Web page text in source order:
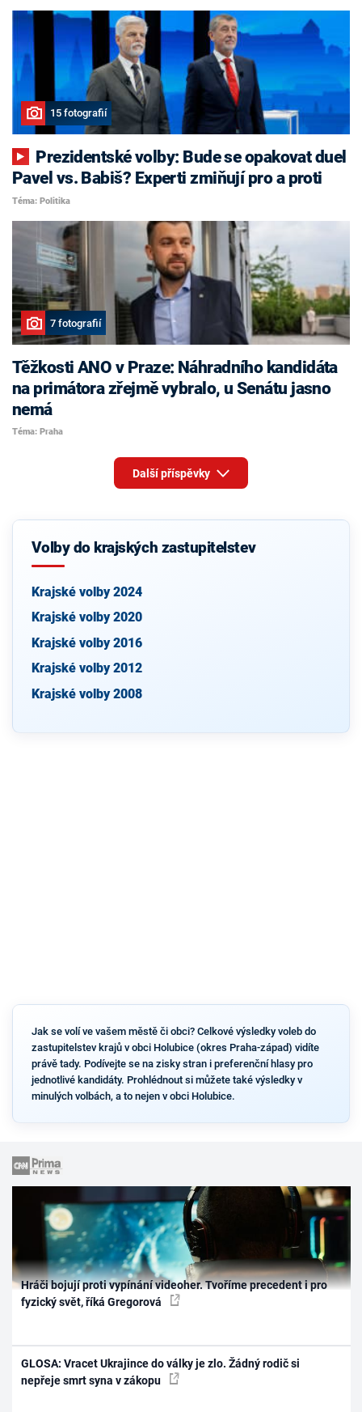
15 fotografií
Pavel vs. Babiš? Experti zmiňují pro a proti
Téma: Politika
7 fotografií
Těžkosti ANO v Praze: Náhradního kandidáta
na primátora zřejmě vybralo, u Senátu jasno
nemá
Téma: Praha
Další příspěvky
Volby do krajských zastupitelstev
Krajské volby 2024
Krajské volby 2020
Krajské volby 2016
Krajské volby 2012
Krajské volby 2008
Jak se volí ve vašem městě či obci? Celkové výsledky voleb do
zastupitelstev krajů v obci Holubice (okres Praha-západ) vidíte
právě tady. Podívejte se na zisky stran i preferenční hlasy pro
jednotlivé kandidáty. Prohlédnout si můžete také výsledky v
minulých volbách, a to nejen v obci Holubice.
Hráči bojují proti vypínání videoher. Tvoříme precedent i pro
fyzický svět, říká Gregorová
GLOSA: Vracet Ukrajince do války je zlo. Žádný rodič si
nepřeje smrt syna v zákopu